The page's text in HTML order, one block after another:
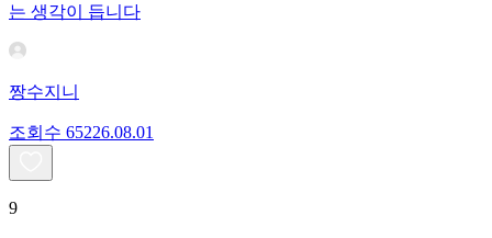
는 생각이 듭니다
짱수지니
조회수 65226.08.01
9